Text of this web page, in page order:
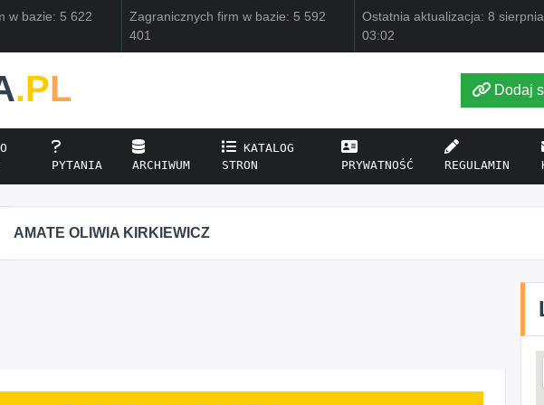
w bazie: 5 622
Zagranicznych firm w bazie: 5 592
401
Ostatnia aktualizacja: 8
03:02
.PL Dodaj
O
PYTANIA ARCHIWUM
KATALOG
STRON
PRYWATNOŚĆ REGULAMIN
AMATE OLIWIA KIRKIEWICZ